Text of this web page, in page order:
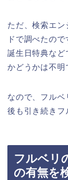
ただ、検索エン
ドで調べたの
誕生日特典など
かどうかは不明
なので、フルベ
後も引き続きフ
フルベリ
の有無を